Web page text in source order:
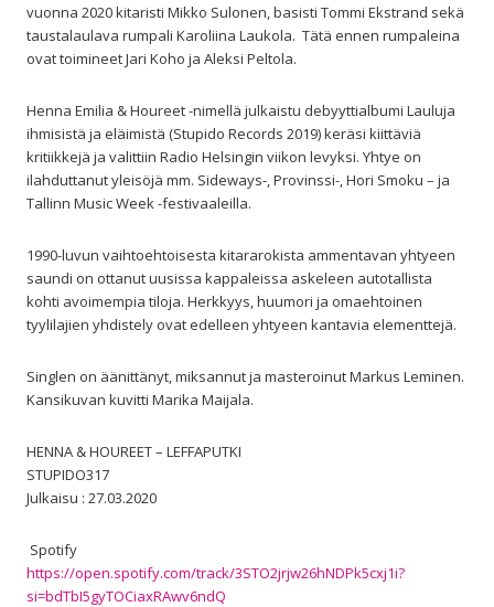
vuonna 2020 kitaristi Mikko Sulonen, basisti Tommi Ekstrand sekä
taustalaulava rumpali Karoliina Laukola. Tätä ennen rumpaleina
ovat toimineet Jari Koho ja Aleksi Peltola.
Henna Emilia & Houreet -nimellä julkaistu debyyttialbumi Lauluja
ihmisistä ja eläimistä (Stupido Records 2019) keräsi kiittäviä
kritiikkejä ja valittiin Radio Helsingin viikon levyksi. Yhtye on
ilahduttanut yleisöjä mm. Sideways-, Provinssi-, Hori Smoku – ja
Tallinn Music Week -festivaaleilla.
1990-luvun vaihtoehtoisesta kitararokista ammentavan yhtyeen
saundi on ottanut uusissa kappaleissa askeleen autotallista
kohti avoimempia tiloja. Herkkyys, huumori ja omaehtoinen
tyylilajien yhdistely ovat edelleen yhtyeen kantavia elementtejä.
Singlen on äänittänyt, miksannut ja masteroinut Markus Leminen.
Kansikuvan kuvitti Marika Maijala.
HENNA & HOUREET – LEFFAPUTKI
STUPIDO317
Julkaisu : 27.03.2020
Spotify
https://open.spotify.com/track/3STO2jrjw26hNDPk5cxj1i?
si=bdTbI5gyTOCiaxRAwv6ndQ